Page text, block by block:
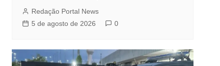
Redação Portal News
5 de agosto de 2026
0